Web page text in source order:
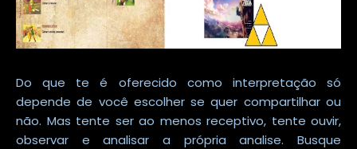
Do que te é oferecido como interpretação só
depende de você escolher se quer compartilhar ou
não. Mas tente ser ao menos receptivo, tente ouvir,
observar e analisar a própria analise. Busque